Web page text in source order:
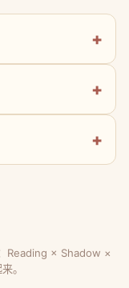
Reading × Shadow ×
。